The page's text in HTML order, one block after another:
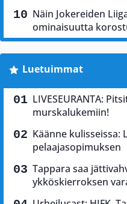
Näin Jokereiden
ominaisuutta
Luetuimmat
LIVESEURANTA:
murskalukemiin!
Käänne kulisseissa:
pelaajasopimuksen
Tappara saa
ykköskierroksen